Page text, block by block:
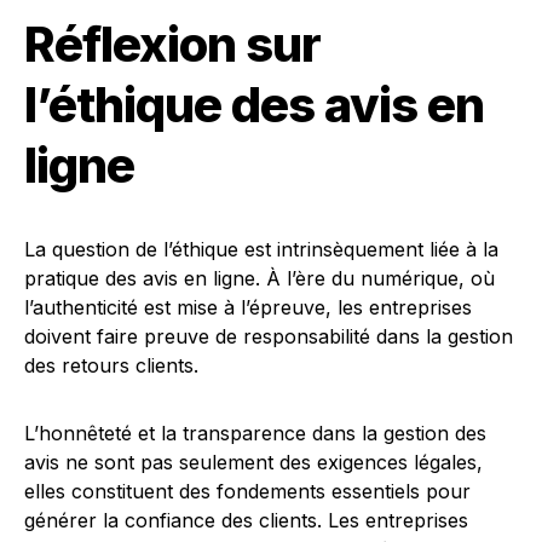
Réflexion sur
l’éthique des avis en
ligne
La question de l’éthique est intrinsèquement liée à la
pratique des avis en ligne. À l’ère du numérique, où
l’authenticité est mise à l’épreuve, les entreprises
doivent faire preuve de responsabilité dans la gestion
des retours clients.
L’honnêteté et la transparence dans la gestion des
avis ne sont pas seulement des exigences légales,
elles constituent des fondements essentiels pour
générer la confiance des clients. Les entreprises